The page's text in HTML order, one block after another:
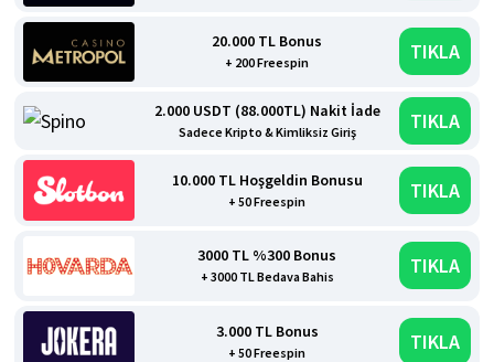
20.000 TL Bonus
+ 200 Freespin TIKLA
2.000 USDT (88.000TL) Nakit İade
Sadece Kripto & Kimliksiz Giriş TIKLA
10.000 TL Hoşgeldin Bonusu
+ 50 Freespin TIKLA
3000 TL %300 Bonus
+ 3000 TL Bedava Bahis TIKLA
3.000 TL Bonus
+ 50 Freespin TIKLA